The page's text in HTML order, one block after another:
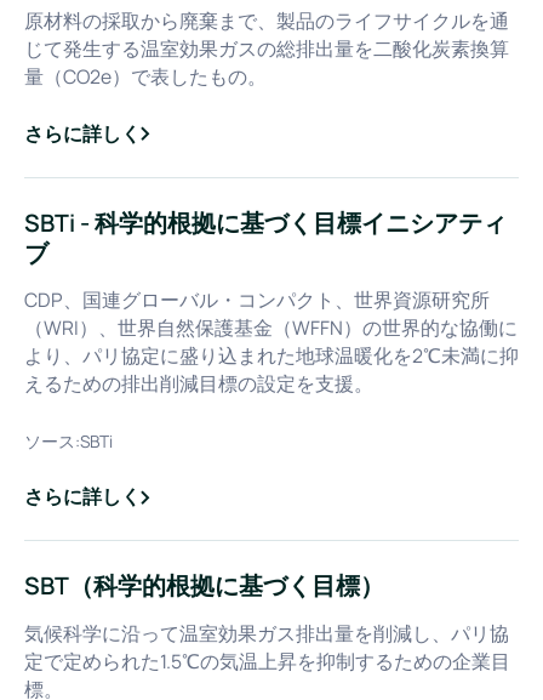
原材料の採取から廃棄まで、製品のライフサイクルを通
じて発生する温室効果ガスの総排出量を二酸化炭素換算
量（CO2e）で表したもの。
さらに詳しく
about
プロダクト・カーボン・フットプリント（PCF）
SBTi - 科学的根拠に基づく目標イニシアティ
ブ
CDP、国連グローバル・コンパクト、世界資源研究所
（WRI）、世界自然保護基金（WFFN）の世界的な協働に
より、パリ協定に盛り込まれた地球温暖化を2℃未満に抑
えるための排出削減目標の設定を支援。
ソース:SBTi
さらに詳しく
about
SBTi - 科学的根拠に基づく目標イニシアティブ
SBT（科学的根拠に基づく目標）
気候科学に沿って温室効果ガス排出量を削減し、パリ協
定で定められた1.5℃の気温上昇を抑制するための企業目
標。